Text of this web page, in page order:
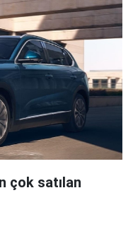
çok satılan